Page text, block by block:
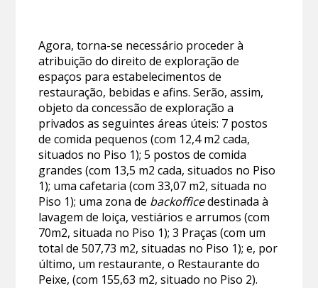
Agora, torna-se necessário proceder à
atribuição do direito de exploração de
espaços para estabelecimentos de
restauração, bebidas e afins. Serão, assim,
objeto da concessão de exploração a
privados as seguintes áreas úteis: 7 postos
de comida pequenos (com 12,4 m2 cada,
situados no Piso 1); 5 postos de comida
grandes (com 13,5 m2 cada, situados no Piso
1); uma cafetaria (com 33,07 m2, situada no
Piso 1); uma zona de backofficedestinada à
lavagem de loiça, vestiários e arrumos (com
70m2, situada no Piso 1); 3 Praças (com um
total de 507,73 m2, situadas no Piso 1); e, por
último, um restaurante, o Restaurante do
Peixe, (com 155,63 m2, situado no Piso 2).